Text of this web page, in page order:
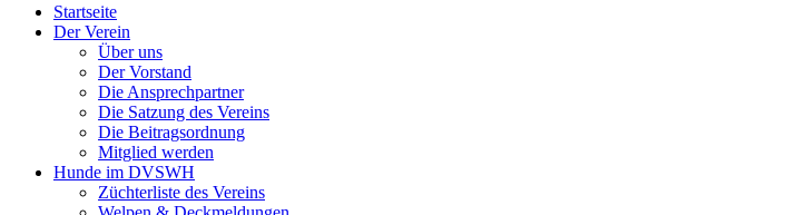
Startseite
Der Verein
Über uns
Der Vorstand
Die Ansprechpartner
Die Satzung des Vereins
Die Beitragsordnung
Mitglied werden
Hunde im DVSWH
Züchterliste des Vereins